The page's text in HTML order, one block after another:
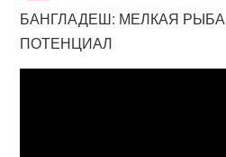
БАНГЛАДЕШ: МЕЛКАЯ
ПОТЕНЦИАЛ